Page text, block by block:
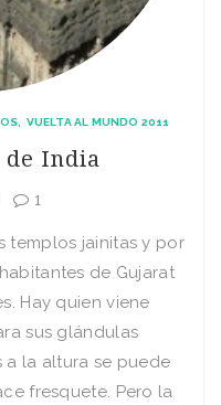
VUELTA AL MUNDO 2011
de India
1
templos jainitas y por
de Gujarat
Hay quien viene
sus glándulas
a la altura se puede
fresquete. Pero la